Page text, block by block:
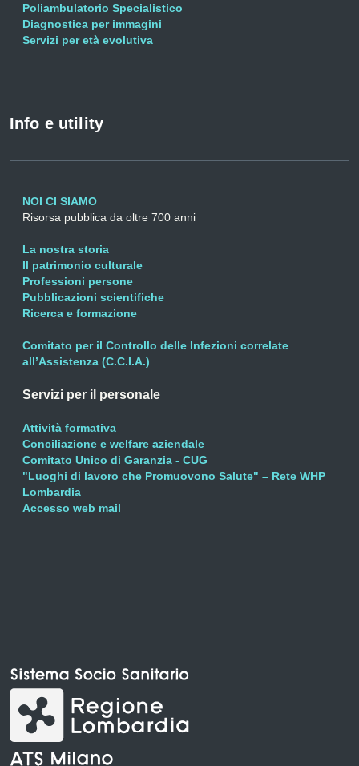
Poliambulatorio Specialistico
Diagnostica per immagini
Servizi per età evolutiva
Info e utility
NOI CI SIAMO
Risorsa pubblica da oltre 700 anni
La nostra storia
Il patrimonio culturale
Professioni persone
Pubblicazioni scientifiche
Ricerca e formazione
Comitato per il Controllo delle Infezioni correlate
all’Assistenza (C.C.I.A.)
Servizi per il personale
Attività formativa
Conciliazione e welfare aziendale
Comitato Unico di Garanzia - CUG
"Luoghi di lavoro che Promuovono Salute" – Rete WHP
Lombardia
Accesso web mail